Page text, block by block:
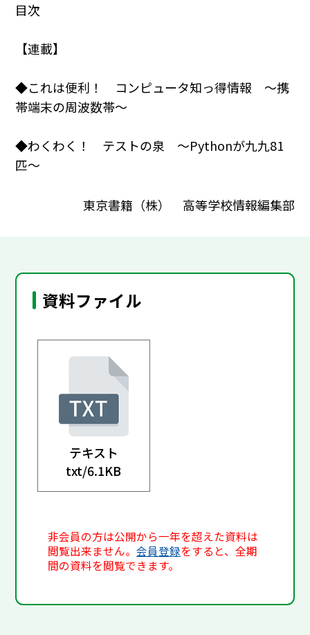
目次
【連載】
◆これは便利！ コンピュータ知っ得情報 ～携
帯端末の周波数帯～
◆わくわく！ テストの泉 ～Pythonが九九81
匹～
東京書籍（株） 高等学校情報編集部
資料ファイル
テキスト
txt/6.1KB
非会員の方は公開から一年を超えた資料は
閲覧出来ません。会員登録をすると、全期
間の資料を閲覧できます。